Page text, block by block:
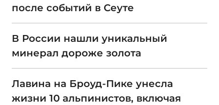
после событий в Сеуте
В России нашли уникальный
минерал дороже золота
Лавина на Броуд-Пике унесла
жизни 10 альпинистов, включая